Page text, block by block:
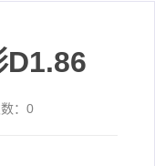
D1.86
：0